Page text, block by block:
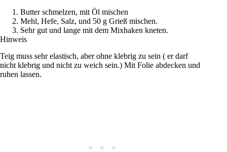
Butter schmelzen, mit Öl mischen
Mehl, Hefe, Salz, und 50 g Grieß mischen.
Sehr gut und lange mit dem Mixhaken kneten.
Hinweis
Teig muss sehr elastisch, aber ohne klebrig zu sein ( er darf
nicht klebrig und nicht zu weich sein.) Mit Folie abdecken und
ruhen lassen.